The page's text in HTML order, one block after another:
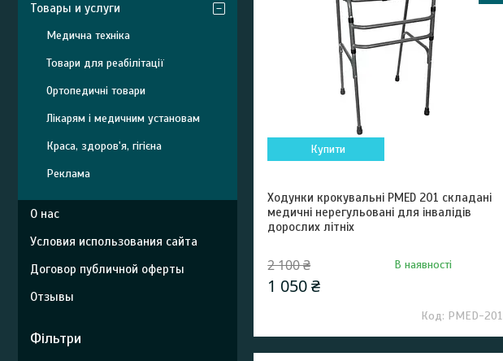
Купити
Ходунки крокувальні PMED 201 складані
медичні нерегульовані для інвалідів
дорослих літніх
2 100 ₴
1 050 ₴
В наявності
РМЕD-201
Товары и услуги
Медична техніка
Товари для реабілітації
Ортопедичні товари
Лікарям і медичним установам
Краса, здоров'я, гігієна
Реклама
О нас
Условия использования сайта
Договор публичной оферты
Отзывы
Фільтри